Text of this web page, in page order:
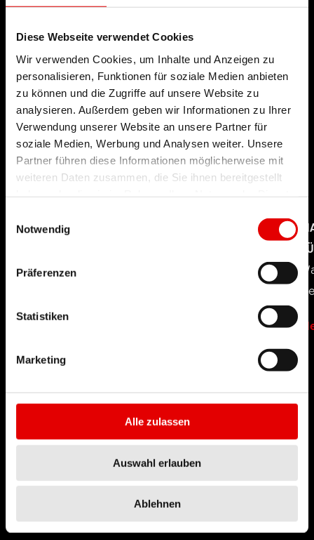
Diese Webseite verwendet Cookies
Wir verwenden Cookies, um Inhalte und Anzeigen zu
personalisieren, Funktionen für soziale Medien anbieten
zu können und die Zugriffe auf unsere Website zu
analysieren. Außerdem geben wir Informationen zu Ihrer
Verwendung unserer Website an unsere Partner für
soziale Medien, Werbung und Analysen weiter. Unsere
Partner führen diese Informationen möglicherweise mit
weiteren Daten zusammen, die Sie ihnen bereitgestellt
Notwendig
Präferenzen
Statistiken
Marketing
Alle zulassen
Auswahl erlauben
Ablehnen
LAUFRADDURCHMESSER
Wo liegen die Vor- und Nachteile der
Mehr erfahren
DT SWISS